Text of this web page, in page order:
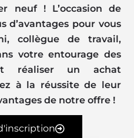
neuf ! L’occasion de
d’avantages pour vous
collègue de travail,
votre entourage des
réaliser un achat
à la réussite de leur
de notre offre !